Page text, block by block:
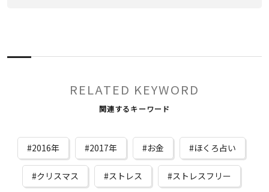
RELATED KEYWORD
関連するキーワード
2016年 2017年 お金 ほくろ占い
クリスマス ストレス ストレスフリー